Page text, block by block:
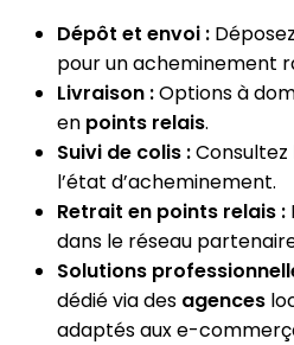
Dépôt et envoi :
pour un acheminement
Livraison :Options à
en points relais.
Suivi de colis :
l’état d’acheminement.
Retrait en points relais :
dans le réseau
Solutions
dédié via des agences
adaptés aux e-